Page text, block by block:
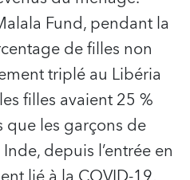
Fund, pendant la
de filles non
triplé au Libéria
filles avaient 25 %
les garçons de
Inde, depuis l’entrée en